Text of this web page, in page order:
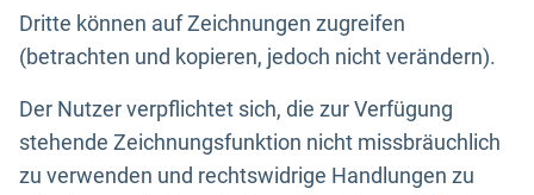
Dritte können auf Zeichnungen zugreifen
(betrachten und kopieren, jedoch nicht verändern).
Der Nutzer verpflichtet sich, die zur Verfügung
stehende Zeichnungsfunktion nicht missbräuchlich
zu verwenden und rechtswidrige Handlungen zu